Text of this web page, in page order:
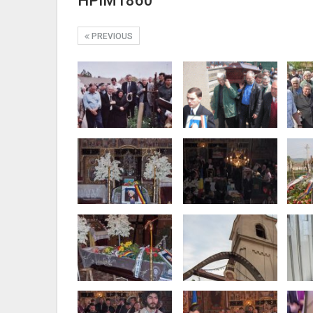
PREVIOUS